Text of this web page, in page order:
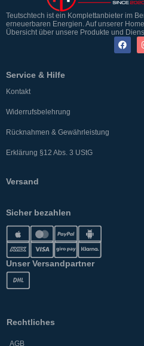
Teutschtech ist ein Komplettanbieter im
erneuerbaren Energien. Auf unserer
Übersicht über unsere Produkte und
Service & Hilfe
Kontakt
Widerrufsbelehrung
Rücknahmen & Gewährleistung
Erklärung §12 Abs. 3 UStG
Versand
Sicher bezahlen
Unser Versandpartner
Rechtliches
AGB